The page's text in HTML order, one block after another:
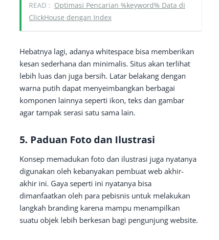
READ : Optimasi Pencarian %keyword% Data di
ClickHouse dengan Index
Hebatnya lagi, adanya whitespace bisa memberikan
kesan sederhana dan minimalis. Situs akan terlihat
lebih luas dan juga bersih. Latar belakang dengan
warna putih dapat menyeimbangkan berbagai
komponen lainnya seperti ikon, teks dan gambar
agar tampak serasi satu sama lain.
5. Paduan Foto dan Ilustrasi
Konsep memadukan foto dan ilustrasi juga nyatanya
digunakan oleh kebanyakan pembuat web akhir-
akhir ini. Gaya seperti ini nyatanya bisa
dimanfaatkan oleh para pebisnis untuk melakukan
langkah branding karena mampu menampilkan
suatu objek lebih berkesan bagi pengunjung website.